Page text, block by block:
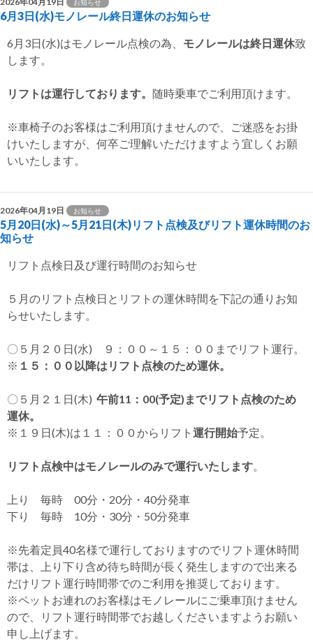
お知らせ
6月3日(水)モノレール終日運休のお知らせ
6月3日(水)はモノレール点検の為、 モノレールは終日運休致
します。
リフトは運行しております。 随時乗車でご利用頂けます。
※車椅子のお客様はご利用頂けませんので、ご迷惑をお掛
けいたしますが、何卒ご理解いただけますよう宜しくお願
いいたします。
2026年04月19日 お知らせ
5月20日(水)～5月21日(木)リフト点検及びリフト運休時間のお
知らせ
リフト点検日及び運行時間のお知らせ
５月のリフト点検日とリフトの運休時間を下記の通りお知
らせいたします。
〇５月２０日(水) ９：００～１５：００までリフト運行。
※ １５：００以降はリフト点検のため運休。
〇５月２１日(木) 午前11：00(予定)までリフト点検のため
運休。
※１９日(木)は１１：００からリフト 運行開始予定。
リフト点検中はモノレールのみで運行いたします。
上り 毎時 00分・20分・40分発車
下り 毎時 10分・30分・50分発車
※先着定員40名様で運行しておりますのでリフト運休時間
帯は、上り下り含め待ち時間が長く発生しますので出来る
だけリフト運行時間帯でのご利用を推奨しております。
※ペットお連れのお客様はモノレールにご乗車頂けません
ので、リフト運行時間帯でお越しくださいますようお願い
申し上げます。